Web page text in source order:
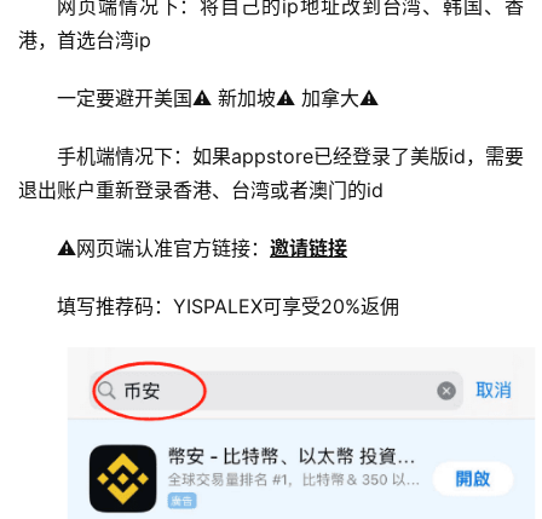
行
币
网页端情况下：将自己的ip地址改到台湾、韩国、香
港，首选台湾ip
一定要避开美国⚠️ 新加坡⚠️ 加拿大⚠️
手机端情况下：如果appstore已经登录了美版id，需要
退出账户重新登录香港、台湾或者澳门的id
⚠️网页端认准官方链接： 邀请链接
填写推荐码：YISPALEX可享受20%返佣